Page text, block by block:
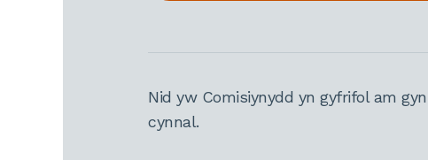
Nid yw Comisiynydd yn gyfrifol am
cynnal.